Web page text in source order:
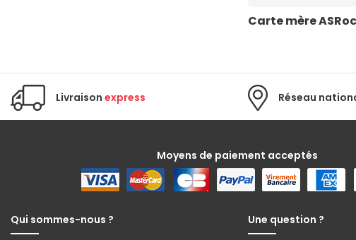
Carte mère
Livraison express Réseau
Moyens de paiement acceptés
Qui sommes-nous ? Une question ?